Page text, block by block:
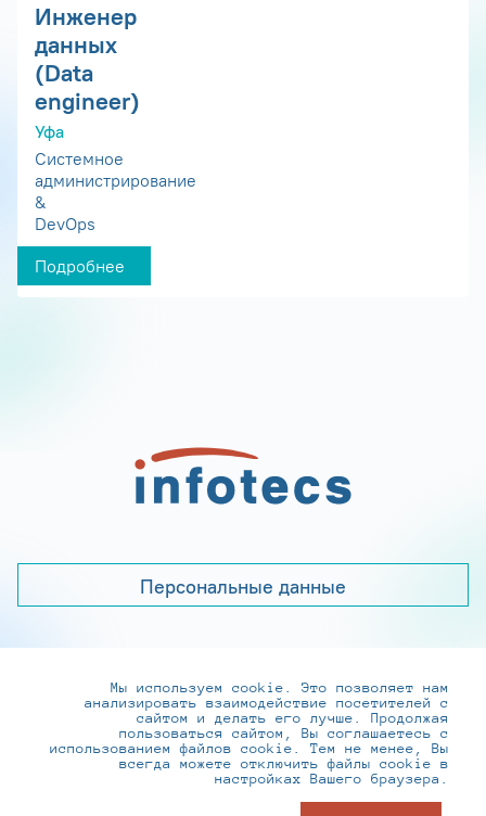
Инженер
данных
(Data
engineer)
Уфа
Системное
администрирование
&
DevOps
Подробнее
Персональные данные
+7 (495) 737-6192, 8-800-250-0-260
practice@infotecs.ru,hr@infotecs.ru
127273, г. Москва, Отрадная ул., 2Б строение 1
Мы используем cookie. Это позволяет нам
анализировать взаимодействие посетителей с
сайтом и делать его лучше. Продолжая
пользоваться сайтом, Вы соглашаетесь с
использованием файлов cookie. Тем не менее, Вы
всегда можете отключить файлы cookie в
настройках Вашего браузера.